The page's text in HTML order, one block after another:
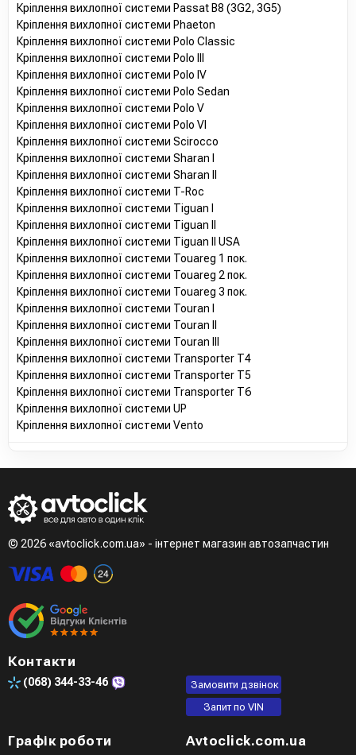
Кріплення вихлопної системи Passat B8 (3G2, 3G5)
Кріплення вихлопної системи Phaeton
Кріплення вихлопної системи Polo Classic
Кріплення вихлопної системи Polo III
Кріплення вихлопної системи Polo IV
Кріплення вихлопної системи Polo Sedan
Кріплення вихлопної системи Polo V
Кріплення вихлопної системи Polo VI
Кріплення вихлопної системи Scirocco
Кріплення вихлопної системи Sharan I
Кріплення вихлопної системи Sharan II
Кріплення вихлопної системи T-Roc
Кріплення вихлопної системи Tiguan I
Кріплення вихлопної системи Tiguan II
Кріплення вихлопної системи Tiguan II USA
Кріплення вихлопної системи Touareg 1 пок.
Кріплення вихлопної системи Touareg 2 пок.
Кріплення вихлопної системи Touareg 3 пок.
Кріплення вихлопної системи Touran I
Кріплення вихлопної системи Touran II
Кріплення вихлопної системи Touran III
Кріплення вихлопної системи Transporter T4
Кріплення вихлопної системи Transporter T5
Кріплення вихлопної системи Transporter T6
Кріплення вихлопної системи UP
Кріплення вихлопної системи Vento
© 2026 «avtoclick.com.ua» - інтернет магазин автозапчастин
Контакти
(068) 344-33-46
Замовити дзвінок
Запит по VIN
Графік роботи Avtoclick.com.ua